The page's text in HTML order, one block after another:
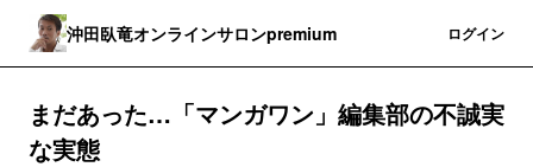
沖田臥竜オンラインサロンpremium ログイン
まだあった…「マンガワン」編集部の不誠実
な実態